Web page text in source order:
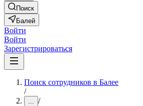
Поиск
Балей
Войти
Войти
Зарегистрироваться
Поиск сотрудников в Балее
/
... /